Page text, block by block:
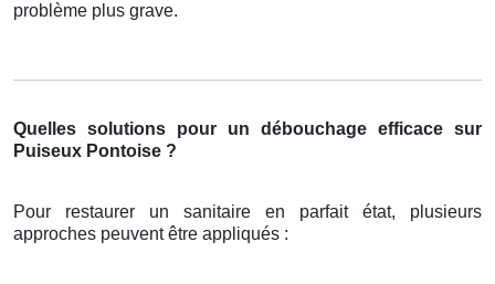
problème plus grave.
Quelles solutions pour un débouchage efficace sur
Puiseux Pontoise ?
Pour restaurer un sanitaire en parfait état, plusieurs
approches peuvent être appliqués :